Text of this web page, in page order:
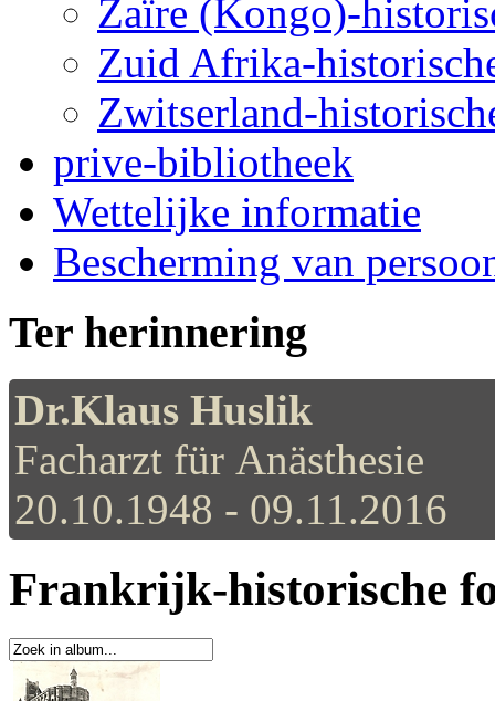
Zaïre (Kongo)-
Zuid Afrika-
Zwitserland-
prive-bibliotheek
Wettelijke informatie
Bescherming van
Ter herinnering
Dr.Klaus Huslik
Facharzt für Anästhesie
20.10.1948 - 09.11.2016
Frankrijk-historische